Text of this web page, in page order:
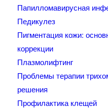
Папилломавирусная
Педикулез
Пигментация кожи:
коррекции
Плазмолифтинг
Проблемы терапии
решения
Профилактика клещей